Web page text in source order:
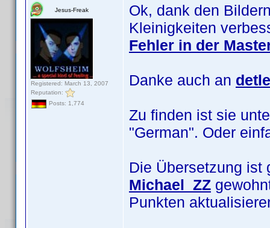
Jesus-Freak
Registered: March 13, 2007
Reputation:
Posts: 1,774
Ok, dank den
Kleinigkeiten
Fehler in der
Danke auch an
Zu finden ist sie
"German". Oder
Die Übersetzung ist
Michael_ZZ
Punkten